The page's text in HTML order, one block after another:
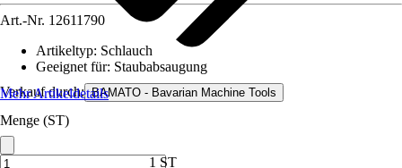
Verkauf durch: BAMATO - Bavarian Machine Tools
Art.-Nr. 12611790
Artikeltyp: Schlauch
Geeignet für: Staubabsaugung
Mehr Artikeldetails
Menge (ST)
1 ST